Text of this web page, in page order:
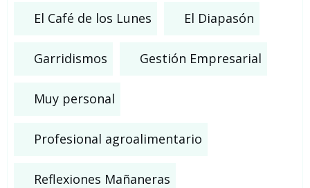
El Café de los Lunes El Diapasón
Garridismos Gestión Empresarial
Muy personal
Profesional agroalimentario
Reflexiones Mañaneras